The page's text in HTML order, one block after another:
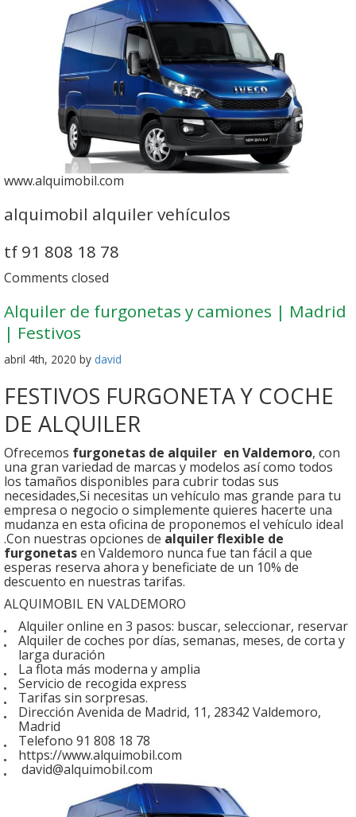
www.alquimobil.com
alquimobil alquiler vehículos
tf 91 808 18 78
Comments closed
Alquiler de furgonetas y camiones | Madrid
| Festivos
abril 4th, 2020 by david
FESTIVOS FURGONETA Y COCHE
DE ALQUILER
Ofrecemos furgonetas de alquiler en Valdemoro, con
una gran variedad de marcas y modelos así como todos
los tamaños disponibles para cubrir todas sus
necesidades,Si necesitas un vehículo mas grande para tu
empresa o negocio o simplemente quieres hacerte una
mudanza en esta oficina de proponemos el vehículo ideal
.Con nuestras opciones de alquiler flexible de
furgonetasen Valdemoro nunca fue tan fácil a que
esperas reserva ahora y beneficiate de un 10% de
descuento en nuestras tarifas.
ALQUIMOBIL EN VALDEMORO
Alquiler online en 3 pasos: buscar, seleccionar, reservar
Alquiler de coches por días, semanas, meses, de corta y
larga duración
La flota más moderna y amplia
Servicio de recogida express
Tarifas sin sorpresas.
Dirección Avenida de Madrid, 11, 28342 Valdemoro,
Madrid
Telefono 91 808 18 78
https://www.alquimobil.com
david@alquimobil.com